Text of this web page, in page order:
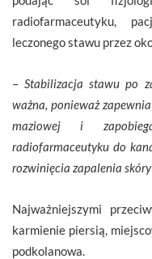
radiofarmaceutyku,
leczonego stawu przez
– Stabilizacja stawu po
ważna, ponieważ
maziowej i
radiofarmaceutyku do
rozwinięcia zapalenia skóry
Najważniejszymi
karmienie piersią,
podkolanowa.